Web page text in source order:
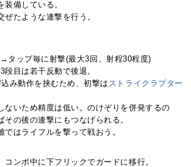
備している。
ぜたような連撃を行う。
ップ毎に射撃(最大3回、射程30程度)
目は若干反動で後退。
み動作を挟むため、初撃は ストライクラプター
ないため精度は低い。のけぞりを併発するの
の後の連撃にもつなげられる。
ではライフルを撃って戦おう。
コンボ中に下フリックでガードに移行。